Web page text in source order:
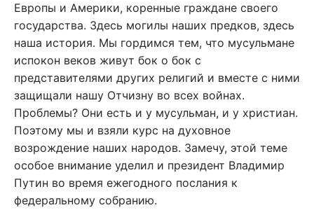
Европы и Америки, коренные граждане своего
государства. Здесь могилы наших предков, здесь
наша история. Мы гордимся тем, что мусульмане
испокон веков живут бок о бок с
представителями других религий и вместе с ними
защищали нашу Отчизну во всех войнах.
Проблемы? Они есть и у мусульман, и у христиан.
Поэтому мы и взяли курс на духовное
возрождение наших народов. Замечу, этой теме
особое внимание уделил и президент Владимир
Путин во время ежегодного послания к
федеральному собранию.